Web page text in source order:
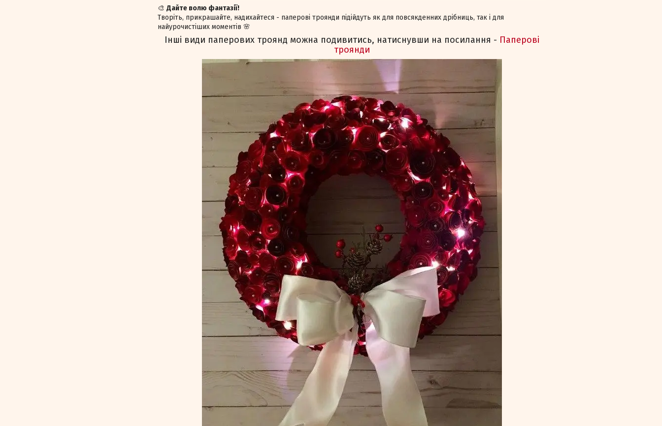
🎨 Дайте волю фантазії!
Творіть, прикрашайте, надихайтеся - паперові троянди підійдуть як для повсякденних дрібниць, так і для
найурочистіших моментів 🌸
Інші види паперових троянд можна подивитись, натиснувши на посилання - Паперові
троянди